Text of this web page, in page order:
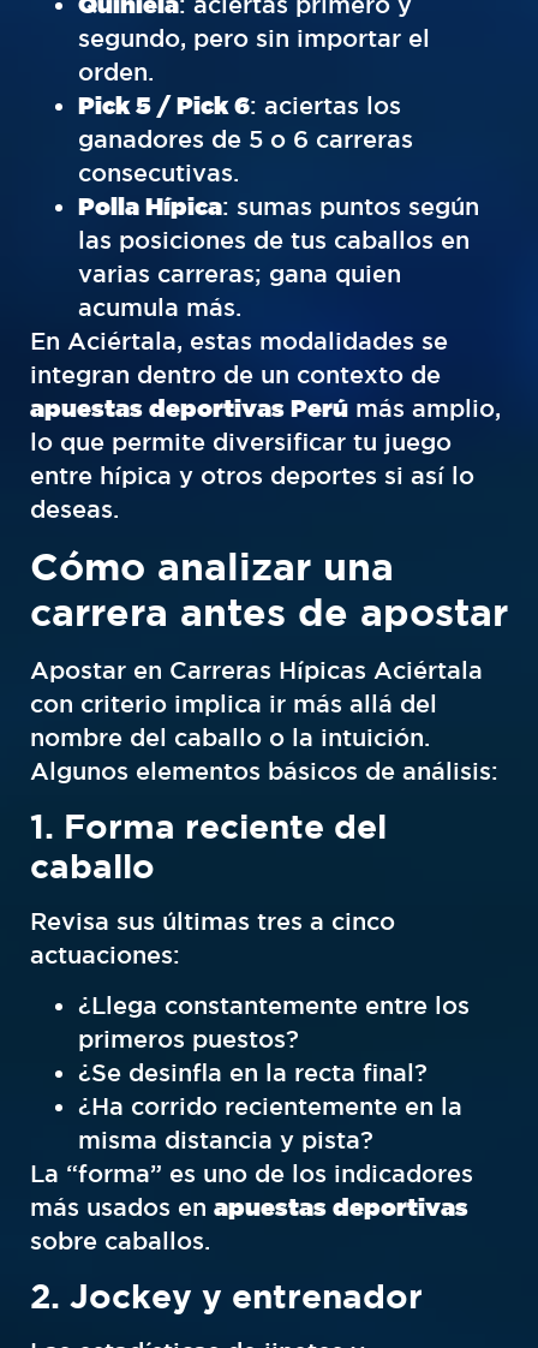
segundo, pero sin importar el
orden.
Pick 5 / Pick 6: aciertas los
ganadores de 5 o 6 carreras
consecutivas.
Polla Hípica: sumas puntos según
las posiciones de tus caballos en
varias carreras; gana quien
acumula más.
En Aciértala, estas modalidades se
integran dentro de un contexto de
apuestas deportivas Perú más amplio,
lo que permite diversificar tu juego
entre hípica y otros deportes si así lo
deseas.
Cómo analizar una
carrera antes de apostar
Apostar en Carreras Hípicas Aciértala
con criterio implica ir más allá del
nombre del caballo o la intuición.
Algunos elementos básicos de análisis:
1. Forma reciente del
caballo
Revisa sus últimas tres a cinco
actuaciones:
¿Llega constantemente entre los
primeros puestos?
¿Se desinfla en la recta final?
¿Ha corrido recientemente en la
misma distancia y pista?
La “forma” es uno de los indicadores
más usados en apuestas deportivas
sobre caballos.
2. Jockey y entrenador